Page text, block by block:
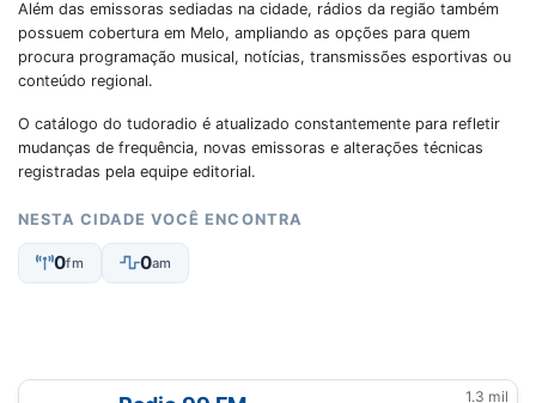
Além das emissoras sediadas na cidade, rádios da região também
possuem cobertura em Melo, ampliando as opções para quem
procura programação musical, notícias, transmissões esportivas ou
conteúdo regional.
O catálogo do tudoradio é atualizado constantemente para refletir
mudanças de frequência, novas emissoras e alterações técnicas
registradas pela equipe editorial.
NESTA CIDADE VOCÊ ENCONTRA
0fm 0am
1.3 mil